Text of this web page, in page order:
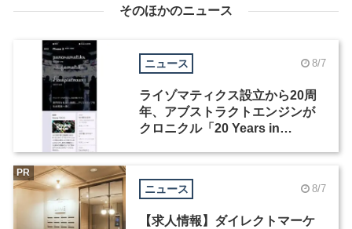
そのほかのニュース
ニュース 8/7
ライゾマティクス設立から20周
年、アブストラクトエンジンが
クロニクル「20 Years in
ニュース 8/7
【求人情報】ダイレクトマーケ
PR